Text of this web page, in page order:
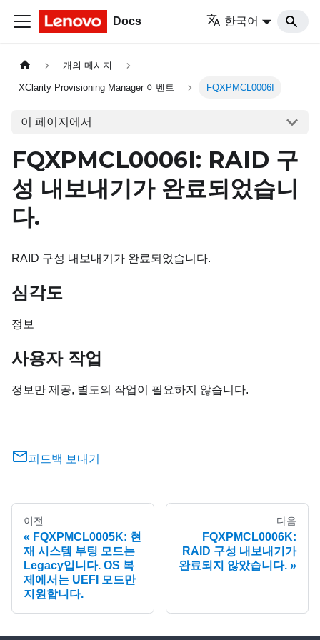
Docs 한국어
개의 메시지
XClarity Provisioning Manager 이벤트 FQXPMCL0006I
이 페이지에서
FQXPMCL0006I: RAID 구
성 내보내기가 완료되었습니
다.
RAID 구성 내보내기가 완료되었습니다.
심각도
정보
사용자 작업
정보만 제공, 별도의 작업이 필요하지 않습니다.
피드백 보내기
이전
FQXPMCL0005K: 현
재 시스템 부팅 모드는
Legacy입니다. OS 복
제에서는 UEFI 모드만
지원합니다.
다음
FQXPMCL0006K:
RAID 구성 내보내기가
완료되지 않았습니다.